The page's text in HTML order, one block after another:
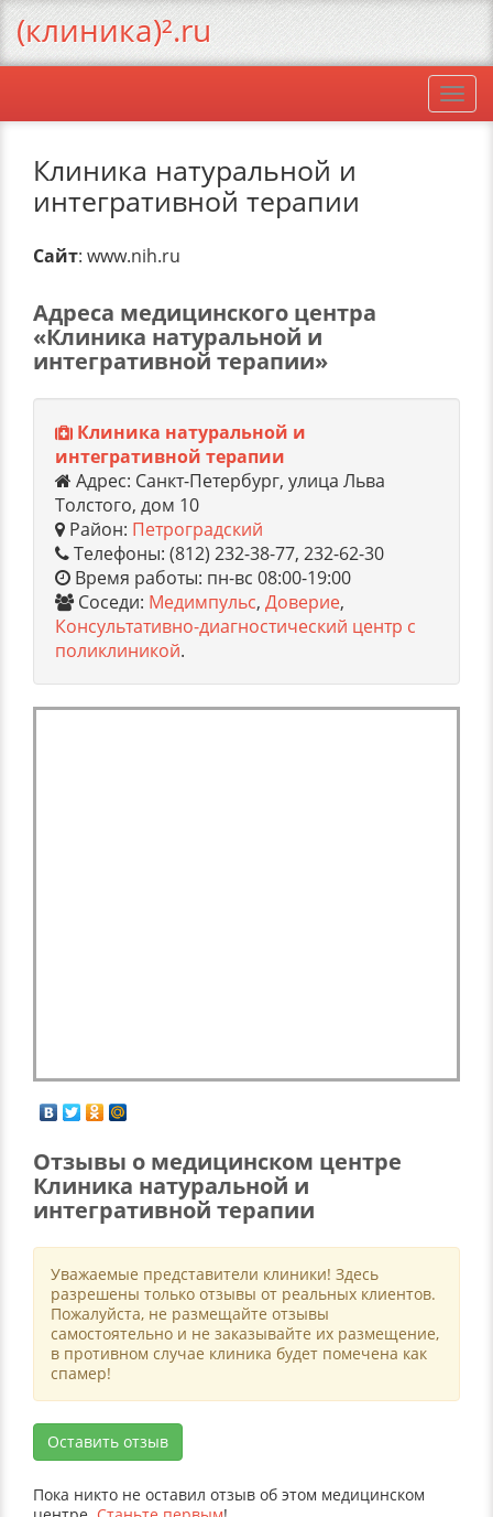
Клиника натуральной и
интегративной терапии
Сайт: www.nih.ru
Адреса медицинского центра
«Клиника натуральной и
интегративной терапии»
Клиника натуральной и
интегративной терапии
Адрес: Санкт-Петербург, улица Льва
Толстого, дом 10
Район: Петроградский
Телефоны: (812) 232-38-77, 232-62-30
Время работы: пн-вс 08:00-19:00
Соседи: Медимпульс, Доверие,
Консультативно-диагностический центр с
поликлиникой.
Отзывы о медицинском центре
Клиника натуральной и
интегративной терапии
Уважаемые представители клиники! Здесь
разрешены только отзывы от реальных клиентов.
Пожалуйста, не размещайте отзывы
самостоятельно и не заказывайте их размещение,
в противном случае клиника будет помечена как
спамер!
Оставить отзыв
Пока никто не оставил отзыв об этом медицинском
(клиника)².ru